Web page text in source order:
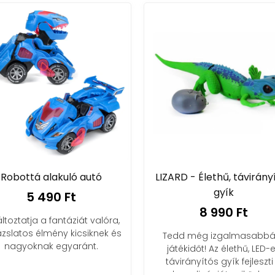
LIZARD - Élethű, távirányítós
Tedd még izgalmasabbá a
játékidőt! Az élethű, LED-es
emoji
Játékosan tanulni
Fejleszd az érzelmi